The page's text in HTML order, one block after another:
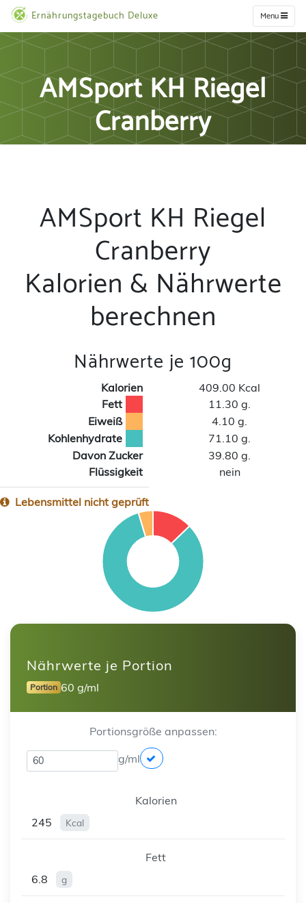
Ernährungstagebuch Deluxe Menu
AMSport KH Riegel
Cranberry
AMSport KH Riegel
Cranberry
Kalorien & Nährwerte
berechnen
Nährwerte je 100g
Kalorien
409.00 Kcal
Fett
11.30 g.
Eiweiß
4.10 g.
Kohlenhydrate
71.10 g.
Davon Zucker
39.80 g.
Flüssigkeit
nein
Lebensmittel nicht geprüft
Nährwerte je Portion
Portion 60 g/ml
Portionsgröße anpassen:
g/ml
Kalorien
245
Kcal
Fett
6.8
g